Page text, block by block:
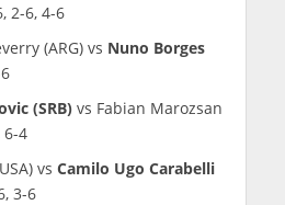
2-6, 4-6
(ARG) vs Nuno Borges
(SRB)vs Fabian Marozsan
6-4
vs Camilo Ugo Carabelli
3-6